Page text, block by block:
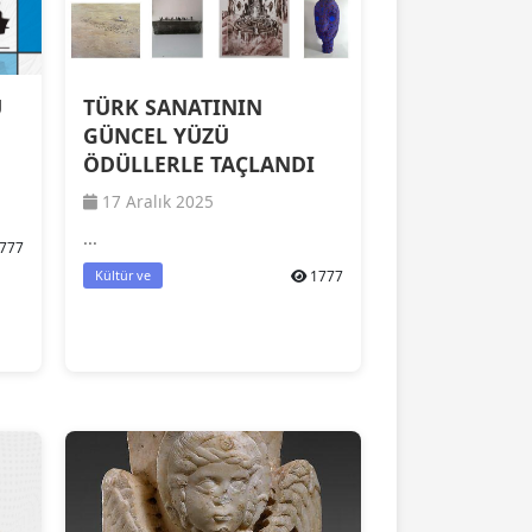
TÜRK SANATININ
GÜNCEL YÜZÜ
ÖDÜLLERLE TAÇLANDI
17 Aralık 2025
...
Kültür ve 1777